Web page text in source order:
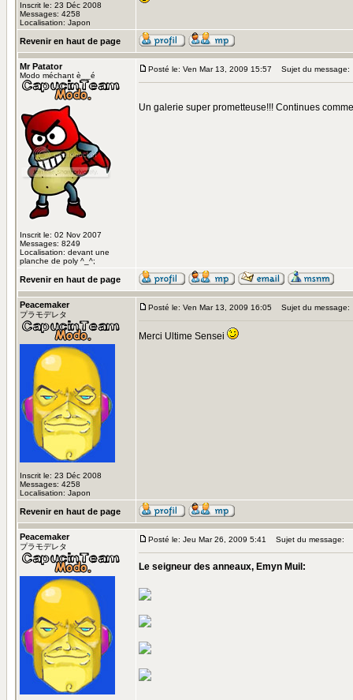
Inscrit le: 23 Déc 2008
Messages: 4258
Localisation: Japon
Revenir en haut de page
Mr Patator
Modo méchant è__é
Inscrit le: 02 Nov 2007
Messages: 8249
Localisation: devant une
planche de poly ^_^;
Posté le: Ven Mar 13, 2009 15:57 Sujet du message:
Un galerie super prometteuse!!! Continues
Revenir en haut de page
Peacemaker
プラモデレタ
Inscrit le: 23 Déc 2008
Messages: 4258
Localisation: Japon
Posté le: Ven Mar 13, 2009 16:05 Sujet du message:
Merci Ultime Sensei
Revenir en haut de page
Peacemaker
プラモデレタ
Posté le: Jeu Mar 26, 2009 5:41 Sujet du message:
Le seigneur des anneaux, Emyn Muil: